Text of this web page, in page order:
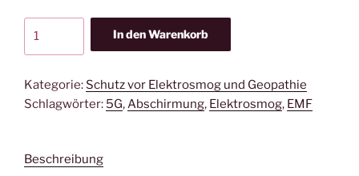
Abschirmbaldachin
|
SILVER-
In den Warenkorb
Kategorie: Schutz vor Elektrosmog und Geopathie
Schlagwörter: 5G, Abschirmung, Elektrosmog, EMF
Beschreibung